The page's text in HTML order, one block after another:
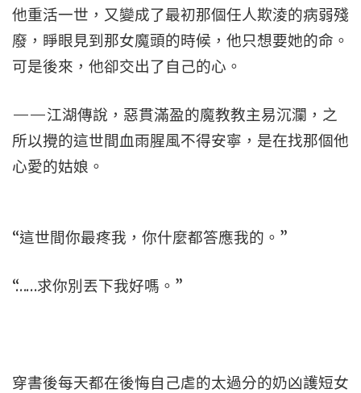
他重活一世，又變成了最初那個任人欺淩的病弱殘
廢，睜眼見到那女魔頭的時候，他只想要她的命。
可是後來，他卻交出了自己的心。
——江湖傳說，惡貫滿盈的魔教教主易沉瀾，之
所以攪的這世間血雨腥風不得安寧，是在找那個他
心愛的姑娘。
“這世間你最疼我，你什麼都答應我的。”
“……求你別丟下我好嗎。”
穿書後每天都在後悔自己虐的太過分的奶凶護短女